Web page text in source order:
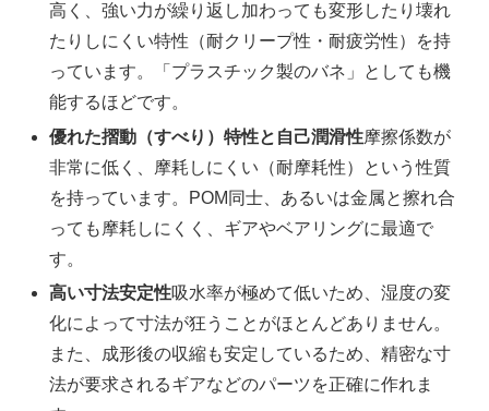
高く、強い力が繰り返し加わっても変形したり壊れ
たりしにくい特性（耐クリープ性・耐疲労性）を持
っています。「プラスチック製のバネ」としても機
能するほどです。
優れた摺動（すべり）特性と自己潤滑性摩擦係数が
非常に低く、摩耗しにくい（耐摩耗性）という性質
を持っています。POM同士、あるいは金属と擦れ合
っても摩耗しにくく、ギアやベアリングに最適で
す。
高い寸法安定性吸水率が極めて低いため、湿度の変
化によって寸法が狂うことがほとんどありません。
また、成形後の収縮も安定しているため、精密な寸
法が要求されるギアなどのパーツを正確に作れま